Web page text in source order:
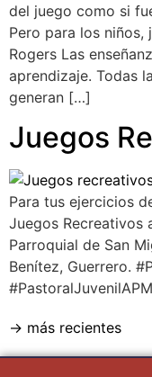
del juego como si
Pero para los niños,
Rogers Las
aprendizaje. Todas
generan […]
Juegos
Para tus ejercicios
Juegos Recreativos
Parroquial de San
Benítez, Guerrero.
→ más recientes